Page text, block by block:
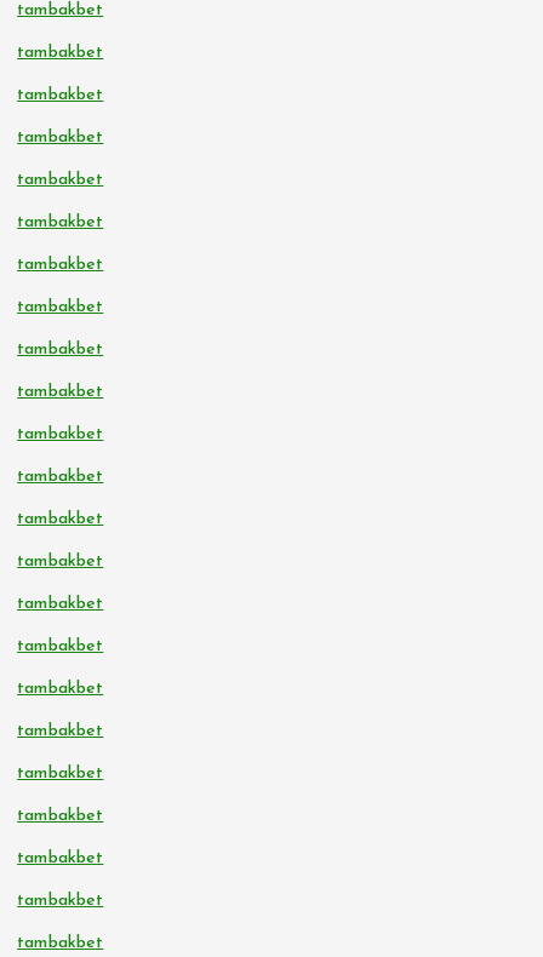
tambakbet
tambakbet
tambakbet
tambakbet
tambakbet
tambakbet
tambakbet
tambakbet
tambakbet
tambakbet
tambakbet
tambakbet
tambakbet
tambakbet
tambakbet
tambakbet
tambakbet
tambakbet
tambakbet
tambakbet
tambakbet
tambakbet
tambakbet